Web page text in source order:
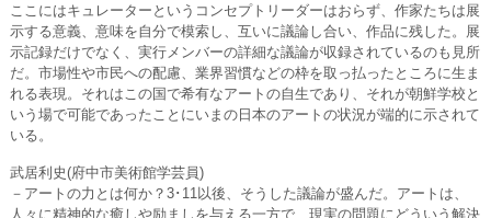
ここにはキュレーターというコンセプトリーダーはおらず、作家たちは展
示する意義、意味を自分で模索し、互いに議論し合い、作品に残した。展
示記録だけでなく、実行メンバーの詳細な議論が収録されているのも見所
だ。市場性や市民への配慮、業界習慣などの枠を取っ払ったところに生ま
れる表現。それはこの国で希有なアートの自生であり、それが朝鮮学校と
いう場で可能であったことにいまの日本のアートの状況が端的に示されて
いる。
武居利史(府中市美術館学芸員)
－アートの力とは何か？3･11以後、そうした議論が盛んだ。アートは、
人々に精神的な癒しや励ましを与える一方で、現実の問題にどういう解決